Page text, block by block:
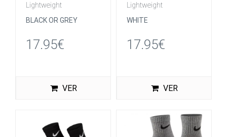
Lightweight
BLACK OR GREY
17.95€
VER
Lightweight
WHITE
17.95€
VER